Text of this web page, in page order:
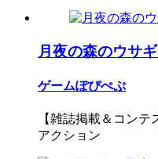
月夜の森のウサ
ゲームぽぴぺぷ
【雑誌掲載＆コン
アクション